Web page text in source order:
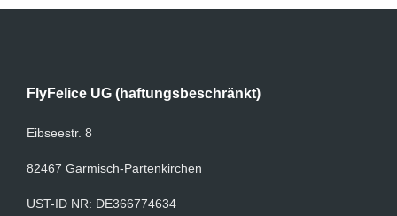
FlyFelice UG (haftungsbeschränkt)
Eibseestr. 8
82467 Garmisch-Partenkirchen
UST-ID NR: DE366774634